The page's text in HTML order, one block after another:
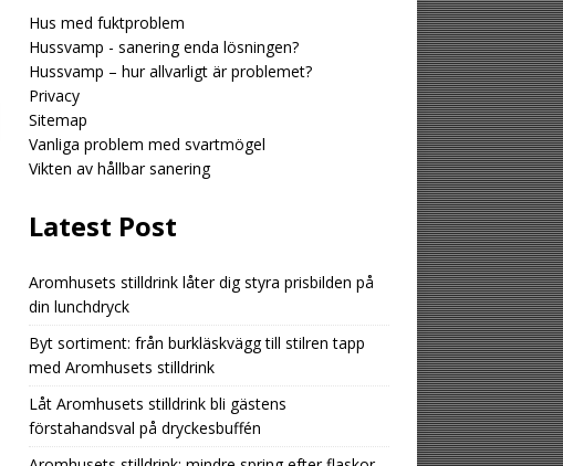
Hus med fuktproblem
Hussvamp - sanering enda lösningen?
Hussvamp – hur allvarligt är problemet?
Privacy
Sitemap
Vanliga problem med svartmögel
Vikten av hållbar sanering
Latest Post
Aromhusets stilldrink låter dig styra prisbilden på
din lunchdryck
Byt sortiment: från burkläskvägg till stilren tapp
med Aromhusets stilldrink
Låt Aromhusets stilldrink bli gästens
förstahandsval på dryckesbuffén